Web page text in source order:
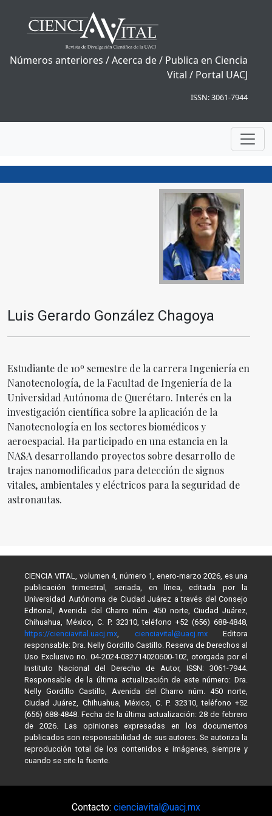
Números anteriores /Acerca de/ Publica en Ciencia
Vital / Portal UACJ
ISSN: 3061-7944
Luis Gerardo González Chagoya
Estudiante de 10º semestre de la carrera Ingeniería en
Nanotecnología, de la Facultad de Ingeniería de la
Universidad Autónoma de Querétaro. Interés en la
investigación científica sobre la aplicación de la
Nanotecnología en los sectores biomédicos y
aeroespacial. Ha participado en una estancia en la
NASA desarrollando proyectos sobre desarrollo de
trajes nanomodificados para detección de signos
vitales, ambientales y eléctricos para la seguridad de
astronautas.
CIENCIA VITAL, volumen 4, número 1, enero-marzo 2026, es una
publicación trimestral, seriada, en línea, editada por la
Universidad Autónoma de Ciudad Juárez a través del Consejo
Editorial, Avenida del Charro núm. 450 norte, Ciudad Juárez,
Chihuahua, México, C. P. 32310, teléfono +52 (656) 688-4848,
https://cienciavital.uacj.mx
cienciavital@uacj.mxEditora
responsable: Dra. Nelly Gordillo Castillo. Reserva de Derechos al
Uso Exclusivo no. 04-2024-032714020600-102, otorgada por el
Instituto Nacional del Derecho de Autor, ISSN: 3061-7944.
Responsable de la última actualización de este número: Dra.
Nelly Gordillo Castillo, Avenida del Charro núm. 450 norte,
Ciudad Juárez, Chihuahua, México, C. P. 32310, teléfono +52
(656) 688-4848. Fecha de la última actualización: 28 de febrero
de 2026. Las opiniones expresadas en los documentos
publicados son responsabilidad de sus autores. Se autoriza la
reproducción total de los contenidos e imágenes, siempre y
cuando se cite la fuente.
Contacto: cienciavital@uacj.mx